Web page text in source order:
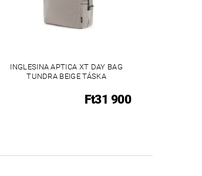
INGLESINA APTICA XT DAY BAG
TUNDRA BEIGE TÁSKA
Ft31 900